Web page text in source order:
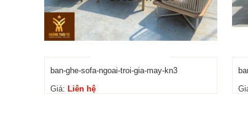
ban-ghe-sofa-ngoai-troi-gia-may-kn3
Giá: Liên hệ